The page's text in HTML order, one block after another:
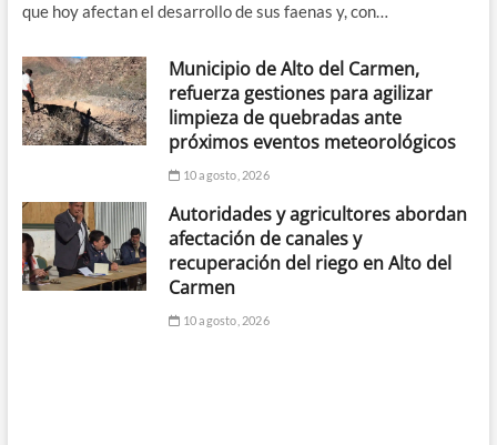
que hoy afectan el desarrollo de sus faenas y, con…
Municipio de Alto del Carmen,
refuerza gestiones para agilizar
limpieza de quebradas ante
próximos eventos meteorológicos
10 agosto, 2026
Autoridades y agricultores abordan
afectación de canales y
recuperación del riego en Alto del
Carmen
10 agosto, 2026